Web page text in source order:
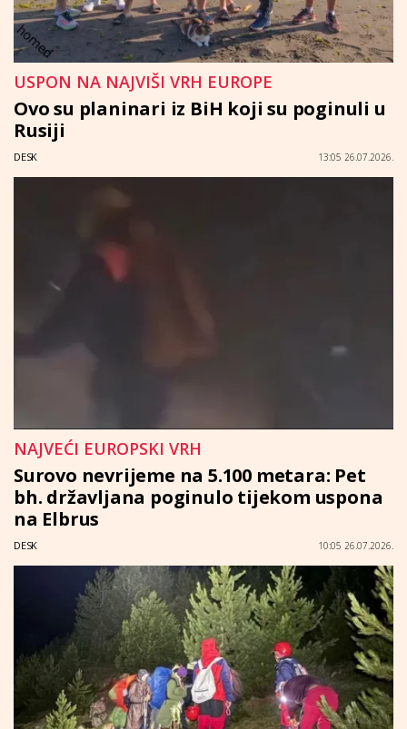
USPON NA NAJVIŠI VRH EUROPE
Ovo su planinari iz BiH koji su poginuli u
Rusiji
DESK 13:05 26.07.2026.
NAJVEĆI EUROPSKI VRH
Surovo nevrijeme na 5.100 metara: Pet
bh. državljana poginulo tijekom uspona
na Elbrus
DESK 10:05 26.07.2026.